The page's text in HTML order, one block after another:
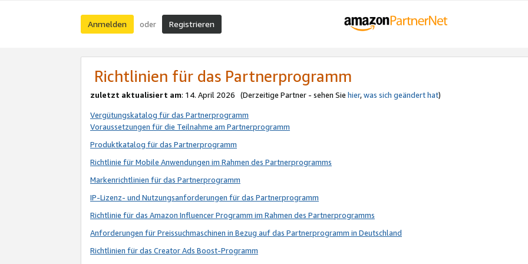
Anmelden oder Registrieren
Richtlinien für das Partnerprogramm
zuletzt aktualisiert am: 14. April 2026 (Derzeitige Partner - sehen Sie hier,was sich geändert hat)
Vergütungskatalog für das Partnerprogramm
Voraussetzungen für die Teilnahme am Partnerprogramm
Produktkatalog für das Partnerprogramm
Richtlinie für Mobile Anwendungen im Rahmen des Partnerprogramms
Markenrichtlinien für das Partnerprogramm
IP-Lizenz- und Nutzungsanforderungen für das Partnerprogramm
Richtlinie für das Amazon Influencer Programm im Rahmen des Partnerprogramms
Anforderungen für Preissuchmaschinen in Bezug auf das Partnerprogramm in Deutschland
Richtlinien für das Creator Ads Boost-Programm